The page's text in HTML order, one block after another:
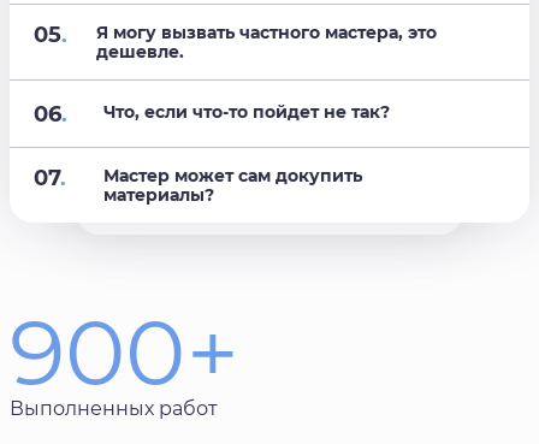
05.
Я могу вызвать частного мастера, это
дешевле.
06. Что, если что-то пойдет не так?
07.
Мастер может сам докупить
материалы?
900+
Выполненных работ